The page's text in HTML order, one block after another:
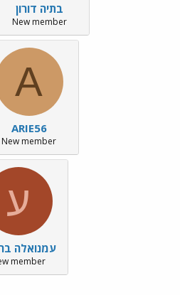
בתיה דורון
New member
A
ARIE56
New member
ע
עמנואלה
member